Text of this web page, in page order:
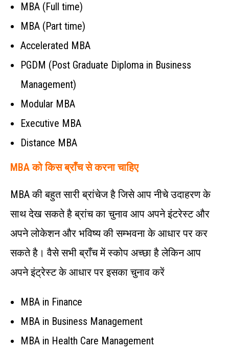
MBA (Full time)
MBA (Part time)
Accelerated MBA
PGDM (Post Graduate Diploma in Business
Management)
Modular MBA
Executive MBA
Distance MBA
MBA को किस ब्राँच से करना चाहिए
MBA की बहुत सारी ब्रांचेज है जिसे आप नीचे उदाहरण के
साथ देख सकते है ब्रांच का चुनाव आप अपने इंटरेस्ट और
अपने लोकेशन और भविष्य की सम्भवना के आधार पर कर
सकते है। वैसे सभी ब्राँच में स्कोप अच्छा है लेकिन आप
अपने इंट्रेस्ट के आधार पर इसका चुनाव करें
MBA in Finance
MBA in Business Management
MBA in Health Care Management